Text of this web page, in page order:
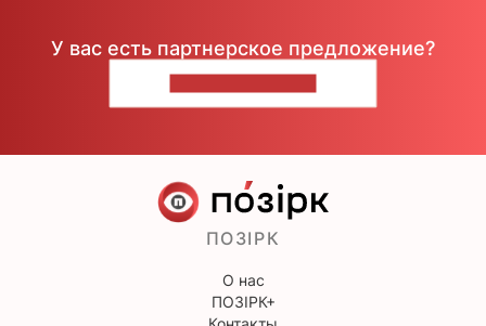
У вас есть партнерское предложение?
ПОЗІРК
О нас
ПОЗІРК+